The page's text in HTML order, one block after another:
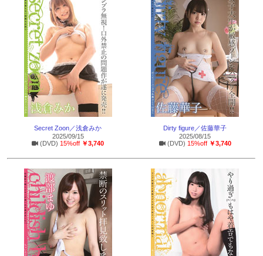
Secret Zoon／浅倉みか
2025/09/15
(DVD) 15%off ￥3,740
Dirty figure／佐藤華子
2025/08/15
(DVD) 15%off ￥3,740